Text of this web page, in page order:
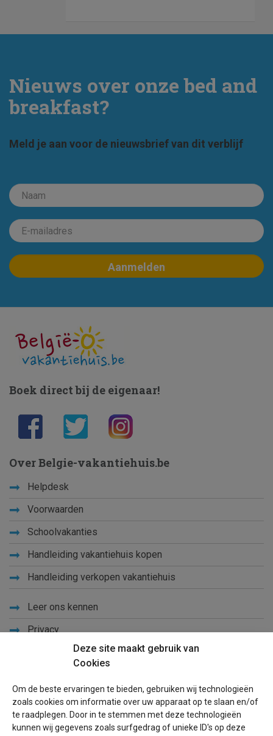
Nieuws over onze bed and
breakfast?
Meld je aan voor de nieuwsbrief van dit verblijf
Deze site maakt gebruik van
Cookies
Om de beste ervaringen te bieden, gebruiken wij technologieën
zoals cookies om informatie over uw apparaat op te slaan en/of
te raadplegen. Door in te stemmen met deze technologieën
kunnen wij gegevens zoals surfgedrag of unieke ID's op deze
Boek direct bij de eigenaar!
Over Belgie-vakantiehuis.be
Helpdesk
Voorwaarden
Schoolvakanties
Handleiding vakantiehuis kopen
Handleiding verkopen vakantiehuis
Leer ons kennen
Privacy
Blog
Voor eigenaren